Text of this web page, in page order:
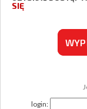
SIĘ
login: